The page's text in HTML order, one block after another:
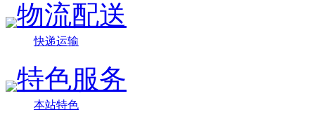
物流配送
快递运输
特色服务
本站特色